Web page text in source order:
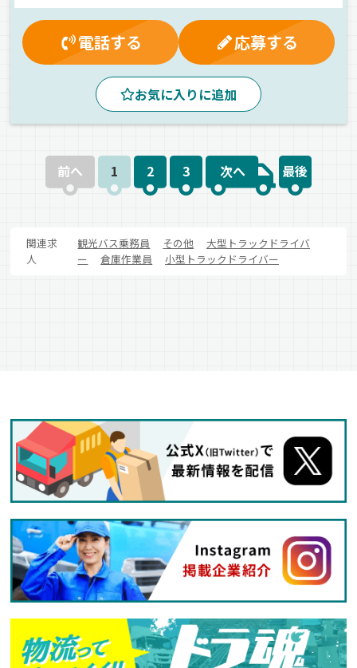
電話する 応募する
お気に入りに追加
前へ 1 2 3 次へ 最後
関連求
人
観光バス乗務員 その他
大型トラックドライバ
ー
倉庫作業員 小型トラックドライバー